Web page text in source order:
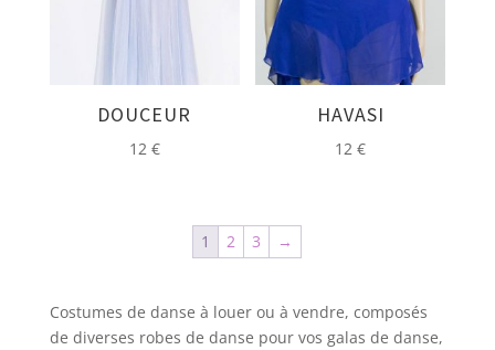
DOUCEUR
12 €
HAVASI
12€
1 2 3 →
Costumes de danse à louer ou à vendre, composés
de diverses robes de danse pour vos galas de danse,